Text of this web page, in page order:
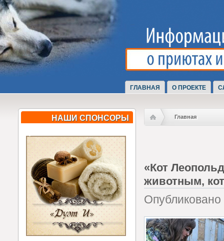
ГЛАВНАЯ О ПРОЕКТЕ
НАШИ СПОНСОРЫ Главная
«Кот
животным,